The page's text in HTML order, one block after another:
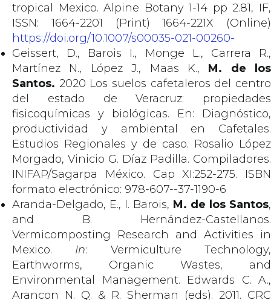
tropical Mexico. Alpine Botany 1-14 pp 2.81, IF,
ISSN: 1664-2201 (Print) 1664-221X (Online)
https://doi.org/10.1007/s00035-021-00260-
Geissert, D., Barois I., Monge L., Carrera R.,
Martínez N., López J., Maas K., M. de los
Santos. 2020 Los suelos cafetaleros del centro
del estado de Veracruz: propiedades
fisicoquímicas y biológicas. En: Diagnóstico,
productividad y ambiental en Cafetales.
Estudios Regionales y de caso. Rosalio López
Morgado, Vinicio G. Díaz Padilla. Compiladores.
INIFAP/Sagarpa México. Cap XI:252-275. ISBN
formato electrónico: 978-607--37-1190-6
Aranda-Delgado, E., I. Barois, M. de los Santos,
and B. Hernández-Castellanos.
Vermicomposting Research and Activities in
Mexico. In: Vermiculture Technology,
Earthworms, Organic Wastes, and
Environmental Management. Edwards C. A.,
Arancon N. Q. & R. Sherman (eds). 2011. CRC